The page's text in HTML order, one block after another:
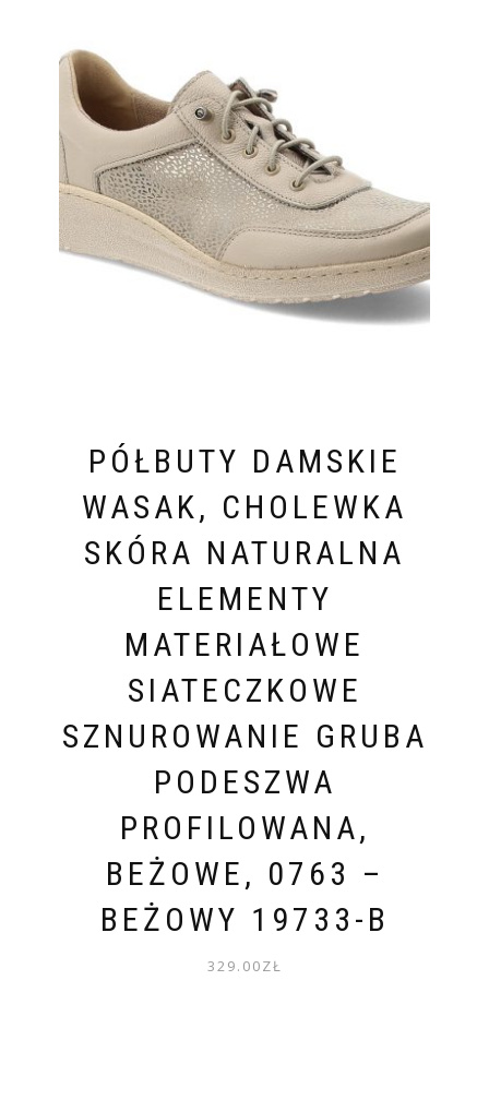
PÓŁBUTY DAMSKIE
WASAK, CHOLEWKA
SKÓRA NATURALNA
ELEMENTY
MATERIAŁOWE
SIATECZKOWE
SZNUROWANIE GRUBA
PODESZWA
PROFILOWANA,
BEŻOWE, 0763 –
BEŻOWY 19733-B
329.00ZŁ